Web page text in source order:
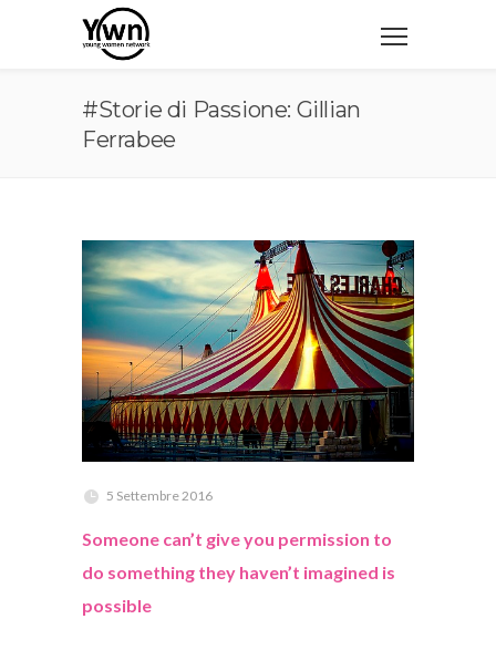
#Storie di Passione: Gillian
Ferrabee
5 Settembre 2016
Someone can’t give you permission to
do something they haven’t imagined is
possible